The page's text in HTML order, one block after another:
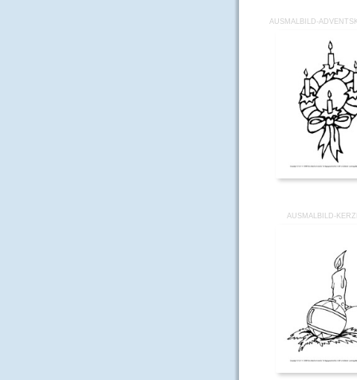
AUSMALBILD-
AUSMALBILD-